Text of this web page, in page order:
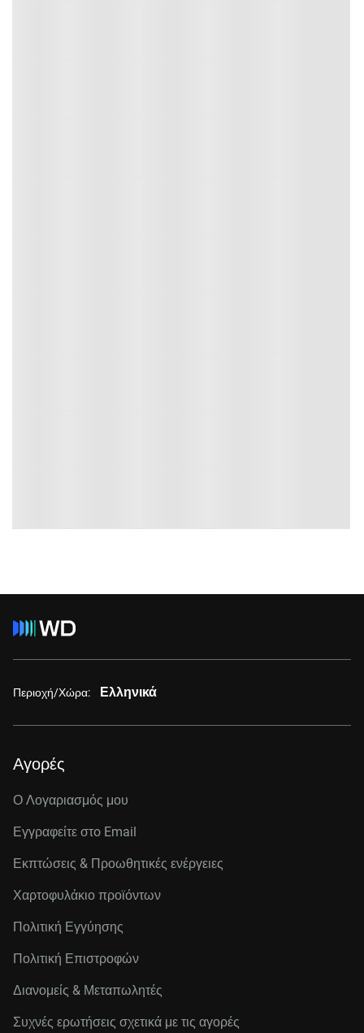
Περιοχή/Χώρα: Ελληνικά
Αγορές
Ο Λογαριασμός μου
Εγγραφείτε στo Email
Εκπτώσεις & Προωθητικές ενέργειες
Χαρτοφυλάκιο προϊόντων
Πολιτική Εγγύησης
Πολιτική Επιστροφών
Διανομείς & Μεταπωλητές
Συχνές ερωτήσεις σχετικά με τις αγορές